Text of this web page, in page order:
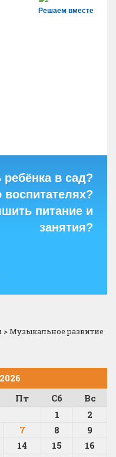
Решаем вместе
в сад?
воспитателях?
питание и
занятия?
>Музыкальное развитие
Пт Сб
Вс
1
2
7 8
9
14 15
16